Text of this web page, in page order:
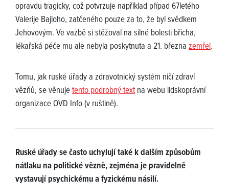
opravdu tragicky, což potvrzuje například případ 67letého
Valerije Bajloho, zatčeného pouze za to, že byl svědkem
Jehovovým. Ve vazbě si stěžoval na silné bolesti břicha,
lékařská péče mu ale nebyla poskytnuta a 21. března zemřel.
Tomu, jak ruské úřady a zdravotnický systém ničí zdraví
vězňů, se věnujetento podrobný textna webu lidskoprávní
organizace OVD Info (v ruštině).
Ruské úřady se často uchylují také k dalším způsobům
nátlaku na politické vězně, zejména je pravidelně
vystavují psychickému a fyzickému násilí.